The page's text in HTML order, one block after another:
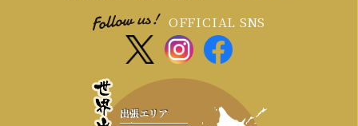
OFFICIAL SNS
出張エリア